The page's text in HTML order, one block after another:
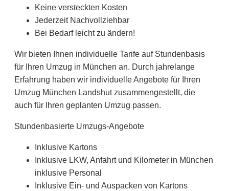
Keine versteckten Kosten
Jederzeit Nachvollziehbar
Bei Bedarf leicht zu ändern!
Wir bieten Ihnen individuelle Tarife auf Stundenbasis
für Ihren Umzug in München an. Durch jahrelange
Erfahrung haben wir individuelle Angebote für Ihren
Umzug München Landshut zusammengestellt, die
auch für Ihren geplanten Umzug passen.
Stundenbasierte Umzugs-Angebote
Inklusive Kartons
Inklusive LKW, Anfahrt und Kilometer in München
inklusive Personal
Inklusive Ein- und Auspacken von Kartons